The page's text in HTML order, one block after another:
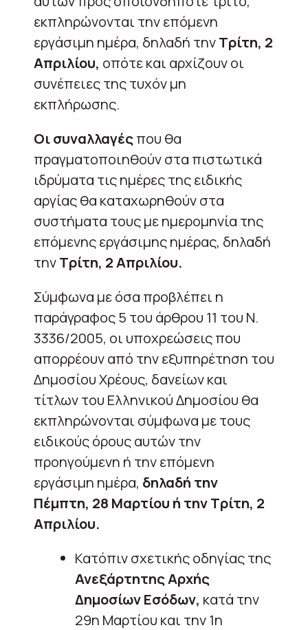
εκπληρώνονται την επόμενη
εργάσιμη ημέρα, δηλαδή τηνΤρίτη, 2
Απριλίου, οπότε και αρχίζουν οι
συνέπειες της τυχόν μη
εκπλήρωσης.
Οι συναλλαγέςπου θα
πραγματοποιηθούν στα πιστωτικά
ιδρύματα τις ημέρες της ειδικής
αργίας θα καταχωρηθούν στα
συστήματα τους με ημερομηνία της
επόμενης εργάσιμης ημέρας, δηλαδή
τηνΤρίτη, 2 Απριλίου.
Σύμφωνα με όσα προβλέπει η
παράγραφος 5 του άρθρου 11 του Ν.
3336/2005, οι υποχρεώσεις που
απορρέουν από την εξυπηρέτηση του
Δημοσίου Χρέους, δανείων και
τίτλων του Ελληνικού Δημοσίου θα
εκπληρώνονται σύμφωνα με τους
ειδικούς όρους αυτών την
προηγούμενη ή την επόμενη
εργάσιμη ημέρα, δηλαδή την
Πέμπτη, 28 Μαρτίου ή την Τρίτη, 2
Απριλίου.
Κατόπιν σχετικής οδηγίας της
Ανεξάρτητης Αρχής
Δημοσίων Εσόδων, κατά την
29η Μαρτίου και την 1η